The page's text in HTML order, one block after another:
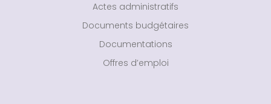
Actes administratifs
Documents budgétaires
Documentations
Offres d’emploi